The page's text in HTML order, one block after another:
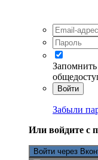
Войти
Забыли
Или войдите с
Войти через